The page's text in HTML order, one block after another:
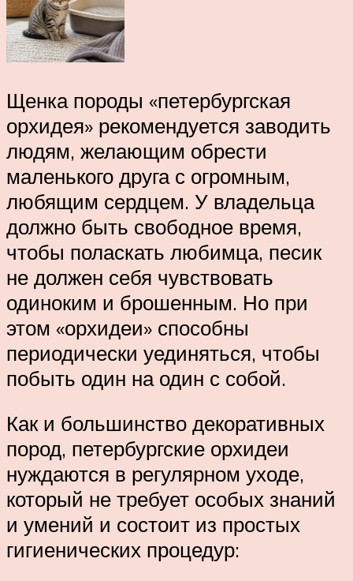
Щенка породы «петербургская
орхидея» рекомендуется заводить
людям, желающим обрести
маленького друга с огромным,
любящим сердцем. У владельца
должно быть свободное время,
чтобы поласкать любимца, песик
не должен себя чувствовать
одиноким и брошенным. Но при
этом «орхидеи» способны
периодически уединяться, чтобы
побыть один на один с собой.
Как и большинство декоративных
пород, петербургские орхидеи
нуждаются в регулярном уходе,
который не требует особых знаний
и умений и состоит из простых
гигиенических процедур: